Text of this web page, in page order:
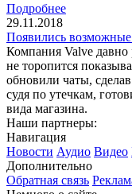
Подробнее
29.11.2018
Появились
Компания Valve давно
не торопится
обновили чаты,
судя по утечкам,
вида магазина.
Наши партнеры:
Навигация
Новости Аудио Видео
Дополнительно
Обратная связь